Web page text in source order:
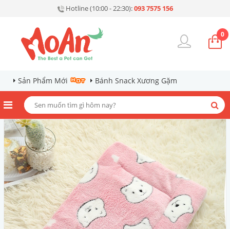
Hotline (10:00 - 22:30):093 7575 156
0
Sản Phẩm Mới Bánh Snack Xương Gặm